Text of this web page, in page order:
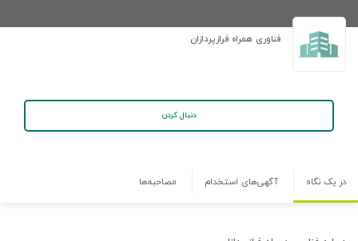
فناوری همراه فرازپردازان
دنبال کردن
در یک نگاه آگهی‌های استخدام مصاحبه‌ها